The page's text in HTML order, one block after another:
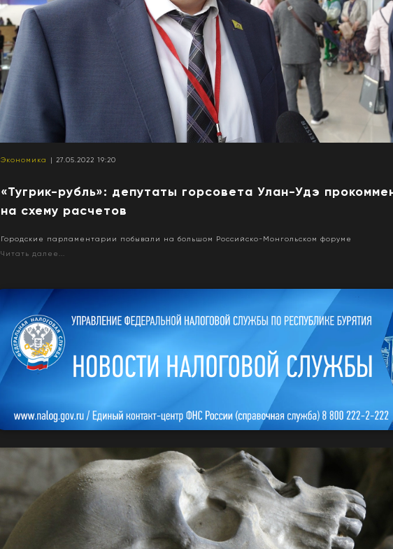
Экономика | 27.05.2022 19:20
«Тугрик-рубль»: депутаты горсовета Улан-Удэ
на схему расчетов
Городские парламентарии побывали на большом Российско-Монгольском форуме
Читать далее...